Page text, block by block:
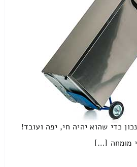
כדי שהוא יהיה חי, יפה ועובד!
מומחה […]